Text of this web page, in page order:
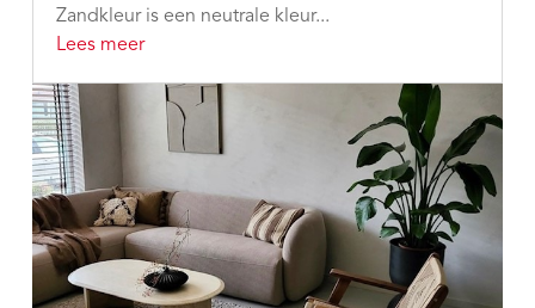
Zandkleur is een neutrale kleur...
Lees meer